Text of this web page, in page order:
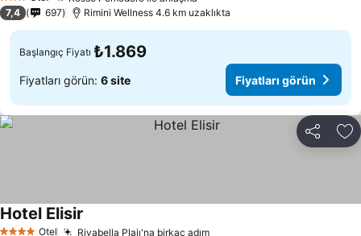
3 Yıldız
7,4 697 Rimini Wellness 4.6 km uzaklıkta
Başlangıç Fiyatı ₺1.869
Fiyatları görün: 6 site Fiyatları görün
Paylaş
Otel Rivabella Plajı'na birkaç adım
Hotel Elisir